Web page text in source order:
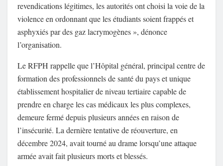
revendications légitimes, les autorités ont choisi la voie de la
violence en ordonnant que les étudiants soient frappés et
asphyxiés par des gaz lacrymogènes », dénonce
l’organisation.
Le RFPH rappelle que l’Hôpital général, principal centre de
formation des professionnels de santé du pays et unique
établissement hospitalier de niveau tertiaire capable de
prendre en charge les cas médicaux les plus complexes,
demeure fermé depuis plusieurs années en raison de
l’insécurité. La dernière tentative de réouverture, en
décembre 2024, avait tourné au drame lorsqu’une attaque
armée avait fait plusieurs morts et blessés.